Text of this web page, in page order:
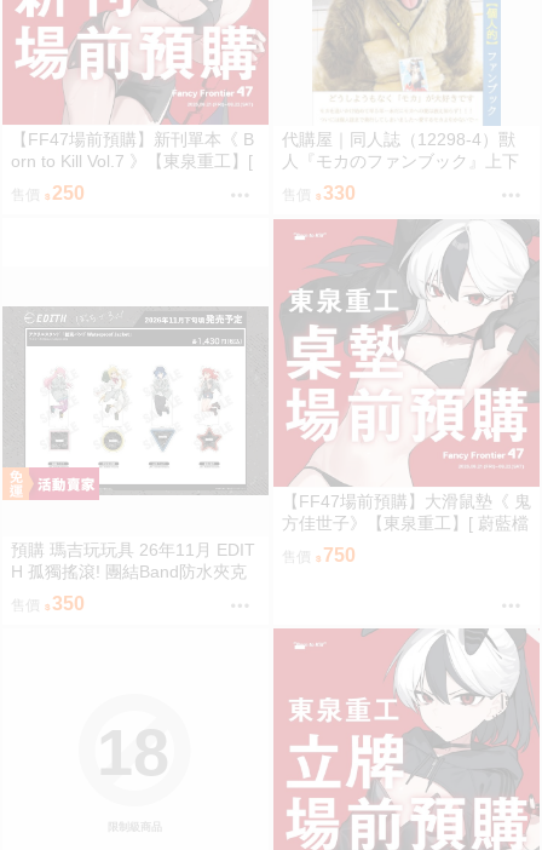
【FF47場前預購】新刊單本《 B
orn to Kill Vol.7 》【東泉重工】[
蔚藍檔案 ブルアカ / 鬼方佳世子
カヨコ ]
售價 250
代購屋｜同人誌（12298-4）獸
人『モカのファンブック』上下
左右 ふちなし印刷
售價 330
預購 瑪吉玩玩具 26年11月 EDIT
H 孤獨搖滾! 團結Band防水夾克
角色壓克力立牌 0901
350
【FF47場前預購】大滑鼠墊《 鬼
方佳世子》【東泉重工】[ 蔚藍檔
案 ブルアカ / 鬼方佳世子 カヨコ
750
限制級商品
18